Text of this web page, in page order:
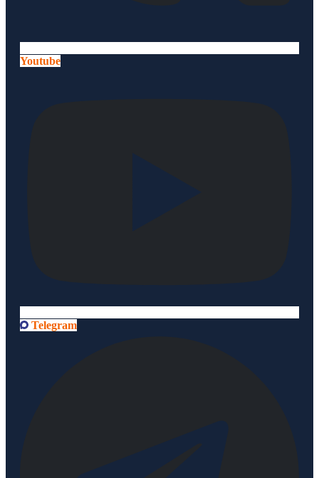
Youtube
Telegram